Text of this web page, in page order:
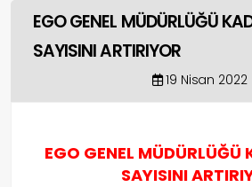
EGO GENEL MÜDÜRLÜĞÜ
SAYISINI ARTIRIYOR
19 Nisan 2022
EGO GENEL MÜDÜRLÜĞÜ
SAYISINI